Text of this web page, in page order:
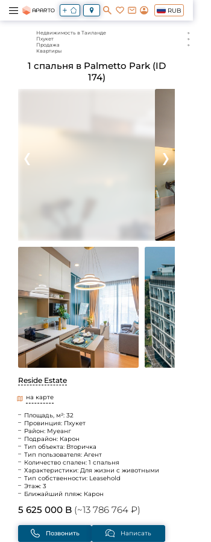
RUB
Недвижимость в Таиланде
Пхукет
Продажа
Квартиры
1 спальня в Palmetto Park (ID
174)
Reside Estate
на карте
Площадь, м²: 32
Провинция: Пхукет
Район: Муеанг
Подрайон: Карон
Тип объекта: Вторичка
Тип пользователя: Агент
Количество спален: 1 спальня
Характеристики: Для жизни с животными
Тип собственности: Leasehold
Этаж: 3
Ближайший пляж: Карон
5 625 000 B (~13 786 764 ₽)
Позвонить Написать